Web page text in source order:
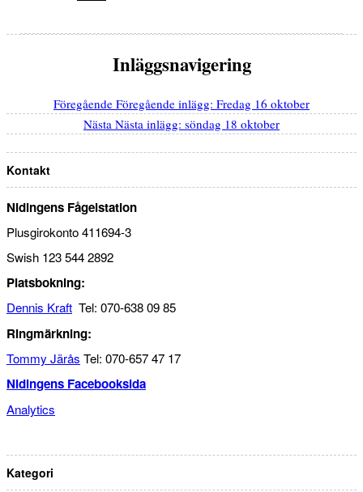
Inläggsnavigering
Föregående Föregående inlägg: Fredag 16 oktober
Nästa Nästa inlägg: söndag 18 oktober
Kontakt
Nidingens Fågelstation
Plusgirokonto 411694-3
Swish 123 544 2892
Platsbokning:
Dennis Kraft Tel: 070-638 09 85
Ringmärkning:
Tommy Järås Tel: 070-657 47 17
Nidingens Facebooksida
Analytics
Kategori